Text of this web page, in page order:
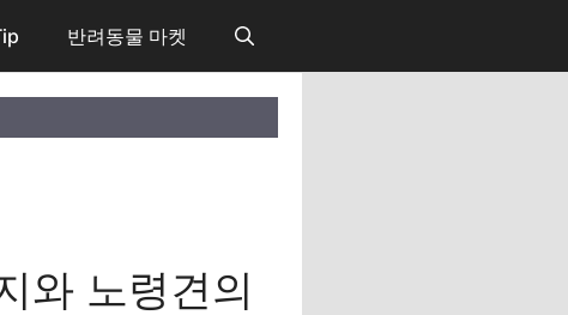
반려동물 마켓
와 노령견의